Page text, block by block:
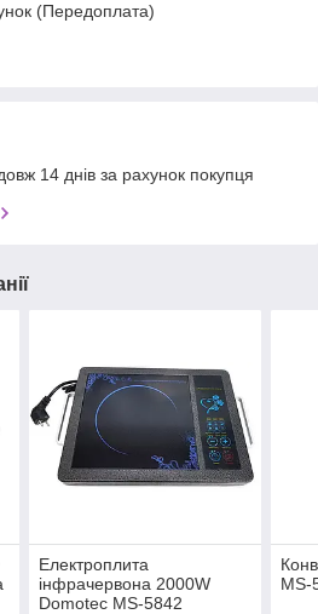
(Передоплата)
14 днів за рахунок покупця
Електроплита
інфрачервона 2000W
Domotec MS-5842
MS-